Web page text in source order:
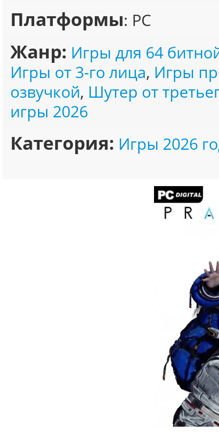
Платформы: PC
Жанр: Игры для 64
Игры от 3-го лица, Игры
озвучкой, Шутер от
игры 2026
Категория: Игры 2026